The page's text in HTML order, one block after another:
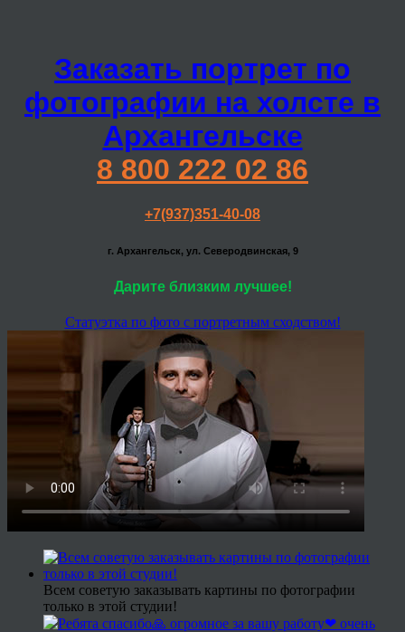
Заказать портрет по
фотографии на холсте в
Архангельске
8 800 222 02 86
+7(937)351-40-08
г. Архангельск, ул. Северодвинская, 9
Дарите близким лучшее!
Статуэтка по фото с портретным сходством!
Всем советую заказывать картины по фотографии
только в этой студии!